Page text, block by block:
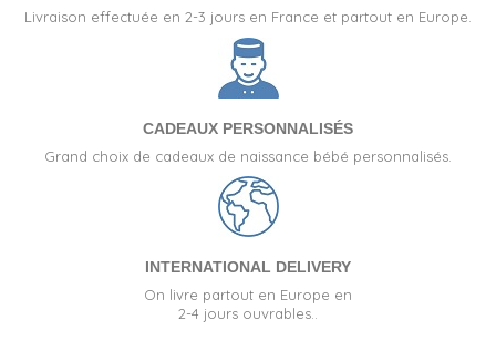
Livraison effectuée en 2-3 jours en France et partout en Europe.
CADEAUX PERSONNALISÉS
Grand choix de cadeaux de naissance bébé personnalisés.
INTERNATIONAL DELIVERY
On livre partout en Europe en
2-4 jours ouvrables..